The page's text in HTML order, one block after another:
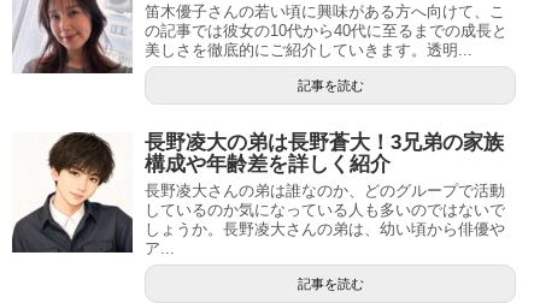
笛木優子さんの若い頃に興味がある方へ向けて、こ
の記事では彼女の10代から40代に至るまでの成長と
美しさを徹底的にご紹介していきます。透明...
記事を読む
長野凌大の弟は長野蒼大！3兄弟の家族
構成や年齢差を詳しく紹介
長野凌大さんの弟は誰なのか、どのグループで活動
しているのか気になっている人も多いのではないで
しょうか。長野凌大さんの弟は、幼い頃から俳優や
ア...
記事を読む